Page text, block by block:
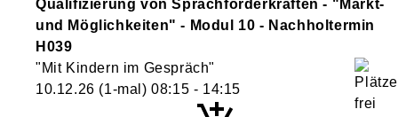
Qualifizierung von Sprachförderkräften - "Markt-
und Möglichkeiten" - Modul 10 - Nachholtermin
H039
"Mit Kindern im Gespräch"
10.12.26 (1-mal)08:15 - 14:15